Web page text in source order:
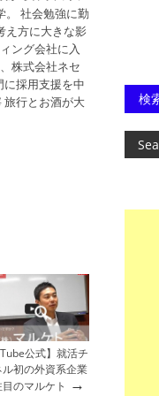
。 社会勉強に勤
え方に大きな影
ング会社に入
株式会社ネセ
採用支援を中
旅行とお酒が大
公式】就活チ
ル初の外資系企業
のマルケト →
検